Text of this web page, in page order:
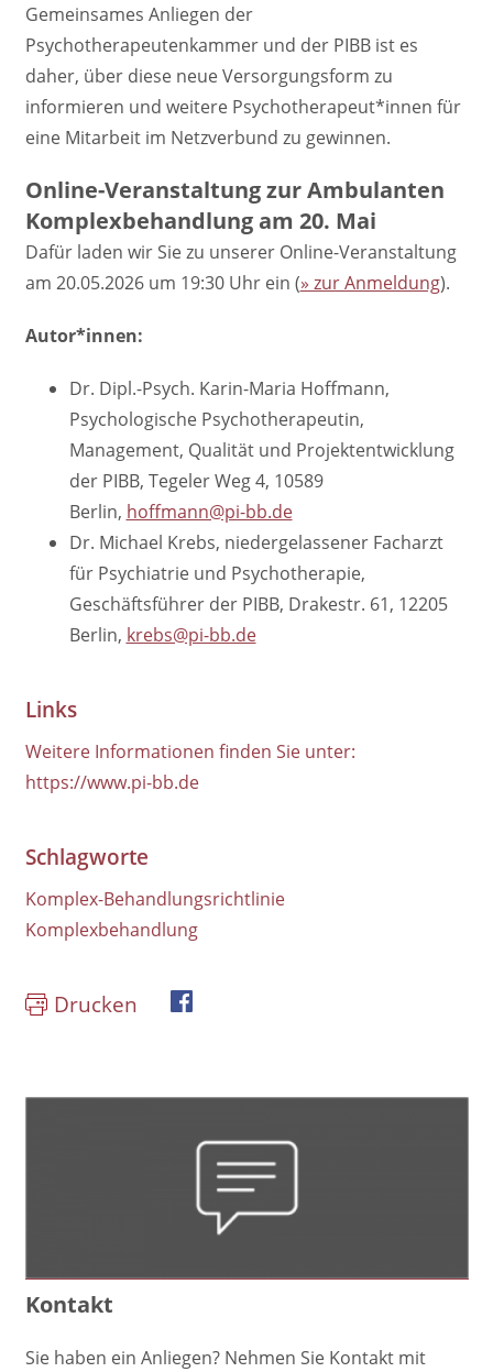
Gemeinsames Anliegen der
Psychotherapeutenkammer und der PIBB ist es
daher, über diese neue Versorgungsform zu
informieren und weitere Psychotherapeut*innen für
eine Mitarbeit im Netzverbund zu gewinnen.
Online-Veranstaltung zur Ambulanten
Komplexbehandlung am 20. Mai
Dafür laden wir Sie zu unserer Online-Veranstaltung
am 20.05.2026 um 19:30 Uhr ein (» zur Anmeldung).
Autor*innen:
Dr. Dipl.-Psych. Karin-Maria Hoffmann,
Psychologische Psychotherapeutin,
Management, Qualität und Projektentwicklung
der PIBB, Tegeler Weg 4, 10589
Berlin, hoffmann@pi-bb.de
Dr. Michael Krebs, niedergelassener Facharzt
für Psychiatrie und Psychotherapie,
Geschäftsführer der PIBB, Drakestr. 61, 12205
Berlin, krebs@pi-bb.de
Links
Weitere Informationen finden Sie unter:
https://www.pi-bb.de
Schlagworte
Komplex-Behandlungsrichtlinie
Komplexbehandlung
Drucken
Kontakt
Sie haben ein Anliegen? Nehmen Sie Kontakt mit